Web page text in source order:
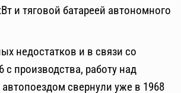
и тяговой батареей автономного
недостатков и в связи со
с производства, работу над
свернули уже в 1968